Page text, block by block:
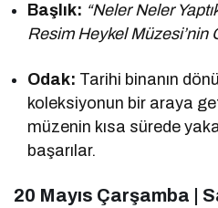
Başlık: “Neler Neler
Resim Heykel Müzesi’nin
Odak: Tarihi binanın
koleksiyonun bir araya
müzenin kısa sürede
başarılar.
20 Mayıs Çarşamba |